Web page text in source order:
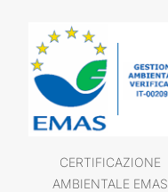
CERTIFICAZIONE
AMBIENTALE EMAS